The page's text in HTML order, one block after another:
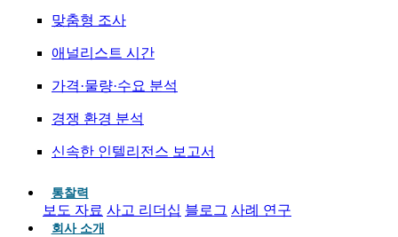
맞춤형 조사
애널리스트 시간
가격·물량·수요 분석
경쟁 환경 분석
신속한 인텔리전스 보고서
통찰력
보도 자료 사고 리더십 블로그 사례 연구
회사 소개